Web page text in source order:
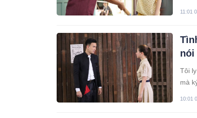
11:01
nói
Tôi
mà
10:01